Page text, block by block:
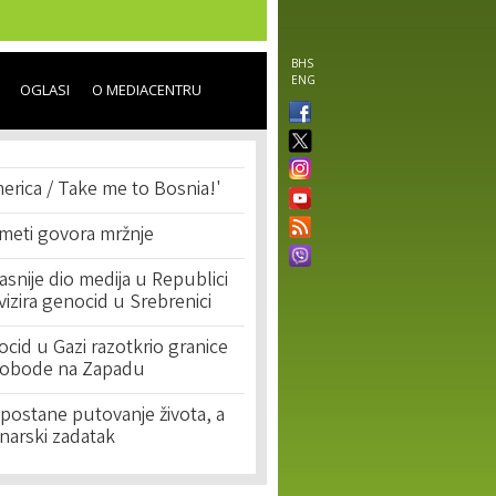
BHS
ENG
OGLASI O MEDIACENTRU
/ Take me to Bosnia!'
govora mržnje
dio medija u Republici
genocid u Srebrenici
u Gazi razotkrio granice
na Zapadu
putovanje života, a
zadatak